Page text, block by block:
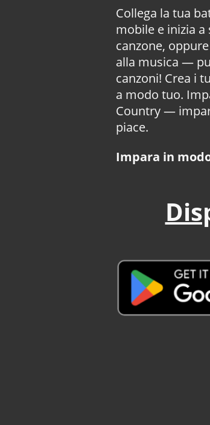
Collega la tua
mobile e inizia a
canzone,
alla musica —
canzoni! Crea i
a modo tuo.
Country —
piace.
Impara in